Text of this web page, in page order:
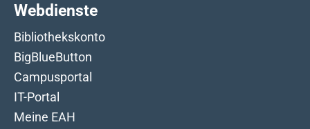
Webdienste
Bibliothekskonto
BigBlueButton
Campusportal
IT-Portal
Meine EAH